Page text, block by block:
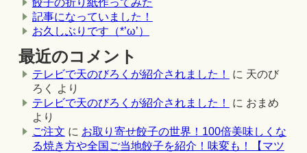
餃子の折り紙作ってみた
記事になっていました！
お久しぶりです（*’ω’）
最近のコメント
テレビで天のびろくが紹介されました！ に 天のび
ろく
より
テレビで天のびろくが紹介されました！
に おまめ
より
ご注文 に お取り寄せ餃子の世界！100倍美味しくな
る焼き方や全国ご当地餃子を紹介！味変も！【マツ